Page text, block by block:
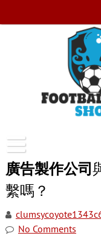
廣告製作公司
繫嗎？
No Comments